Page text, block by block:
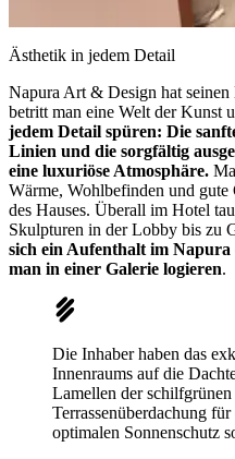
Ästhetik in jedem Detail
Napura Art & Design hat
betritt man eine Welt der Kunst
jedem Detail spüren: Die
Linien und die sorgfältig
eine luxuriöse Atmosphäre.
Wärme, Wohlbefinden und
des Hauses. Überall im Hotel
Skulpturen in der Lobby bis zu
sich ein Aufenthalt im Napura
man in einer Galerie logieren.
Die Inhaber haben das
Innenraums auf die
Lamellen der
Terrassenüberdachung
optimalen Sonnenschutz